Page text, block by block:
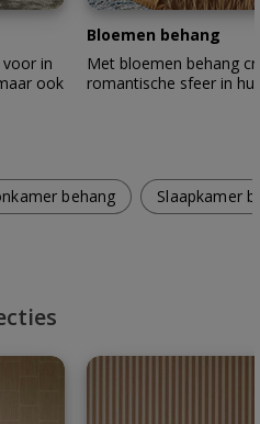
in
ook
Bloemen behang
Met bloemen behang
romantische sfeer in
behang Slaapkamer